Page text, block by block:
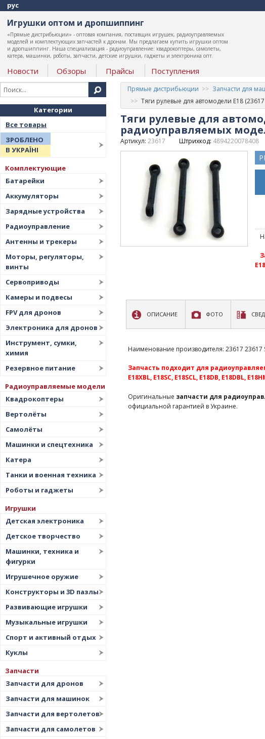
рус
Игрушки оптом и дропшиппинг
«Прямые дистрибьюции» - оптовая компания, поставщик игрушек, радиоуправляемых
моделей и комплектующих запчастей к дронам. Мы предлагаем купить игрушки оптом
и дропшиппинг. Наша специализация - радиоуправление: квадрокоптеры, самолеты,
катера, машинки, роботы, запчасти, детские игрушки, гаджеты и электроника опт.
Новости Обзоры Прайсы Поступления
Категории
Все товары
ЗРОБЛЕНО
В УКРАЇНІ
Комплектующие
Батарейки
Аккумуляторы
Зарядные устройства
Радиоуправление
Антенны и трекеры
Моторы, регуляторы,
винты
Сервоприводы
Камеры и подвесы
FPV для дронов
Электроника для дронов
Инструмент, сумки,
химия
Резервное питание
Радиоуправляемые модели
Квадрокоптеры
Вертолёты
Самолёты
Машинки и спецтехника
Катера
Танки и военная техника
Роботы и гаджеты
Игрушки
Детская электроника
Детское творчество
Машинки, техника и
фигурки
Игрушечное оружие
Конструкторы и 3D пазлы
Развивающие игрушки
Музыкальные игрушки
Спорт и активный отдых
Куклы
Запчасти
Запчасти для дронов
Запчасти для машинок
Запчасти для вертолетов
Запчасти для самолетов
Прямые дистрибьюции Запчасти для
Тяги рулевые для автомодели E18
Тяги рулевые для
радиоуправляемых
Артикул: 23617 Штрихкод: 4894220078408
ОПИСАНИЕ ФОТО
Наименование производителя: 23617 23617
Запчасть подходит для
E18XBL, E18SC, E18SCL, E18DB, E18DBL,
Оригинальные запчасти для
официальной гарантией в Украине.